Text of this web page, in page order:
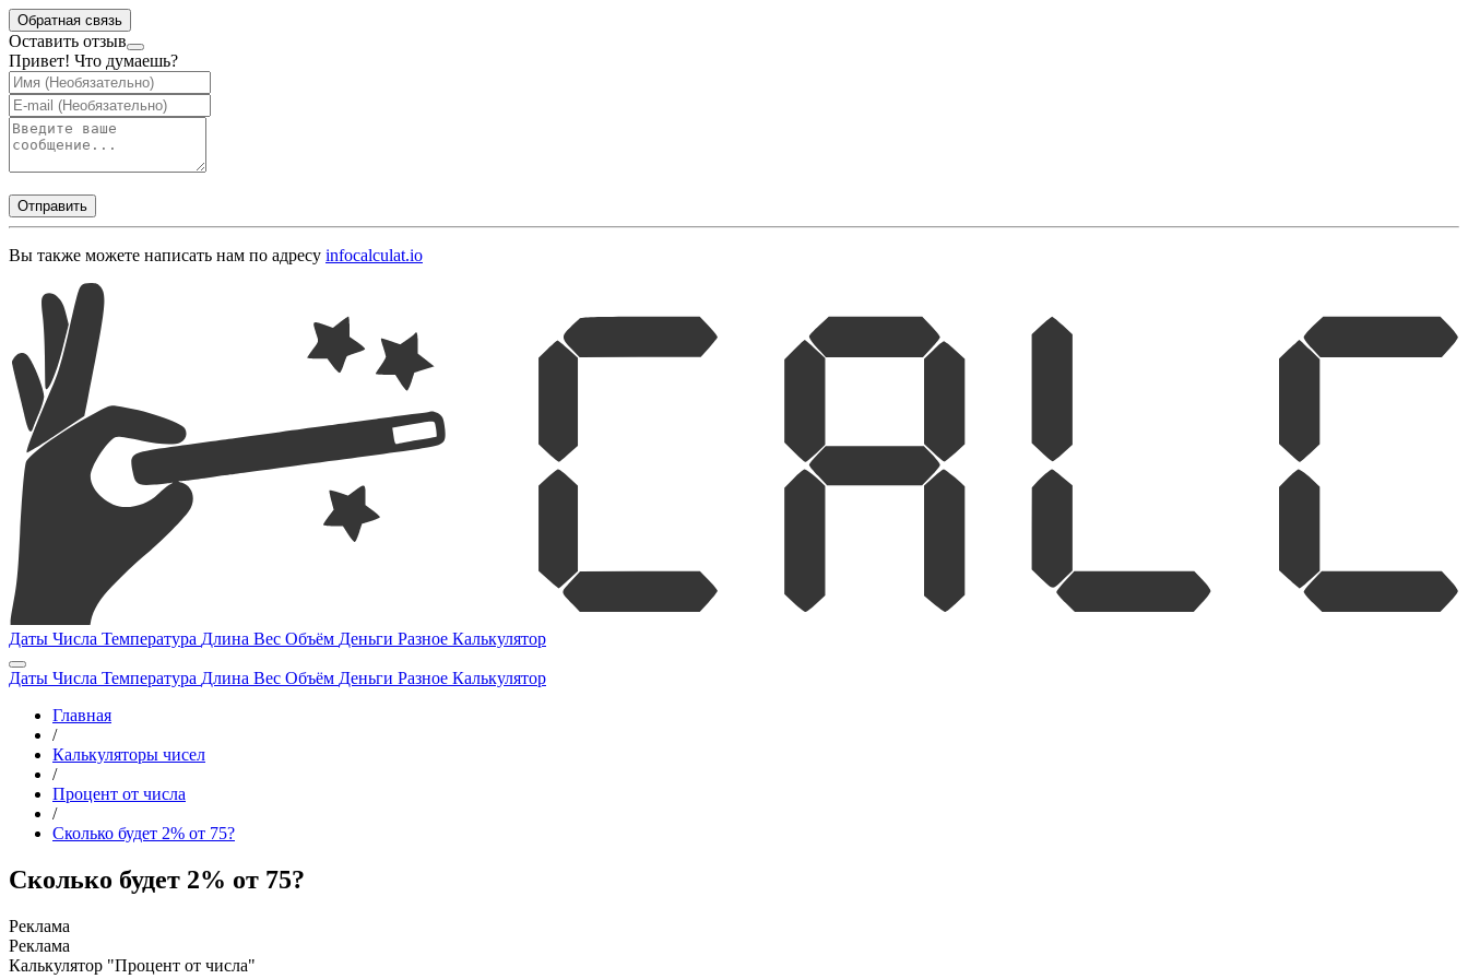
Обратная связь
Оставить отзыв
Привет! Что думаешь?
Отправить
Вы также можете написать нам по адресу infocalculat.io
Даты Числа Температура Длина Вес Объём Деньги Разное Калькулятор
Даты Числа Температура Длина Вес Объём Деньги Разное Калькулятор
Главная
/
Калькуляторы чисел
/
Процент от числа
/
Сколько будет 2% от 75?
Сколько будет 2% от 75?
Калькулятор "Процент от числа"